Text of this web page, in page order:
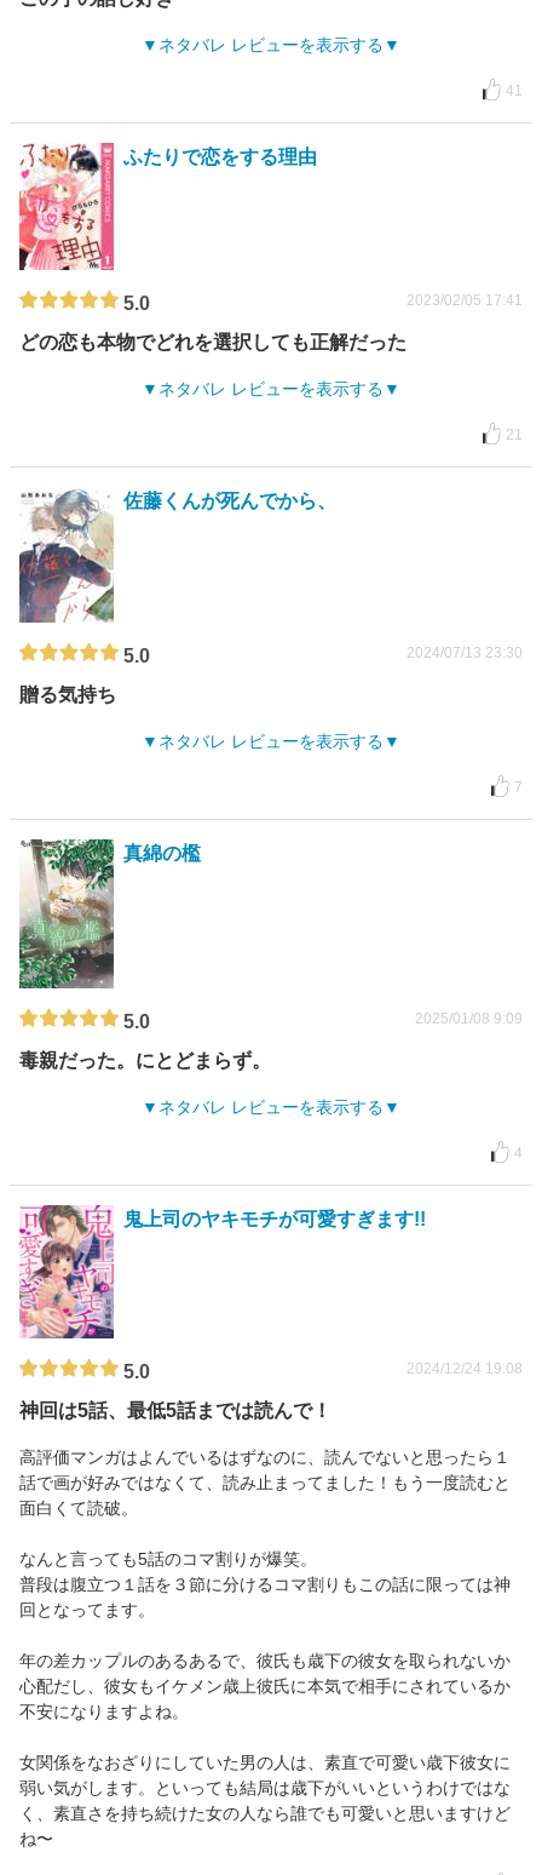
ネタバレ レビューを表示する
41
ふたりで恋をする理由
5.0 2023/02/05 17:41
どの恋も本物でどれを選択しても正解だった
ネタバレ レビューを表示する
21
佐藤くんが死んでから、
5.0 2024/07/13 23:30
贈る気持ち
ネタバレ レビューを表示する
7
真綿の檻
5.0 2025/01/08 9:09
毒親だった。にとどまらず。
ネタバレ レビューを表示する
4
鬼上司のヤキモチが可愛すぎます!!
5.0 2024/12/24 19:08
神回は5話、最低5話までは読んで！
高評価マンガはよんでいるはずなのに、読んでないと思ったら１
話で画が好みではなくて、読み止まってました！もう一度読むと
面白くて読破。
なんと言っても5話のコマ割りが爆笑。
普段は腹立つ１話を３節に分けるコマ割りもこの話に限っては神
回となってます。
年の差カップルのあるあるで、彼氏も歳下の彼女を取られないか
心配だし、彼女もイケメン歳上彼氏に本気で相手にされているか
不安になりますよね。
女関係をなおざりにしていた男の人は、素直で可愛い歳下彼女に
弱い気がします。といっても結局は歳下がいいというわけではな
く、素直さを持ち続けた女の人なら誰でも可愛いと思いますけど
ね〜